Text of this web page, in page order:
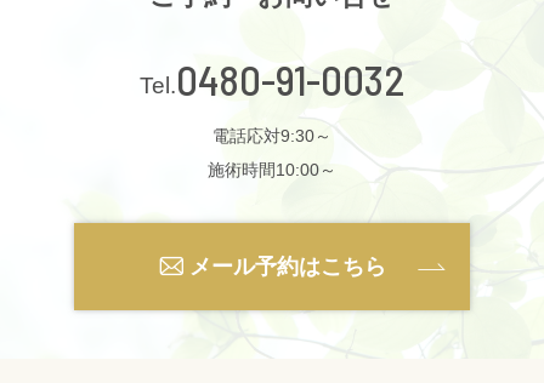
0480-91-0032
電話応対9:30～
施術時間10:00～
メール予約はこちら